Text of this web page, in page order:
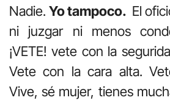
Nadie.Yo tampoco. El
ni juzgar ni menos
¡VETE! vete con la
Vete con la cara alta.
Vive, sé mujer, tienes